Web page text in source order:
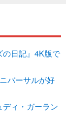
の日記』4K版で
バーサルが好
ディ・ガーラン